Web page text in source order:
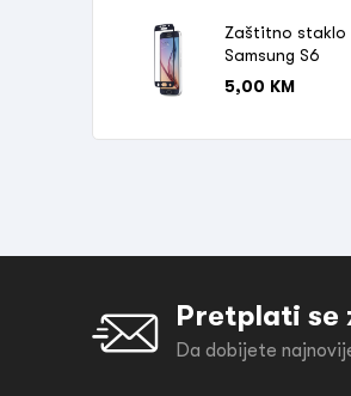
Zaštitno staklo
Samsung S6
5,00 KM
Pretplati se
Da dobijete